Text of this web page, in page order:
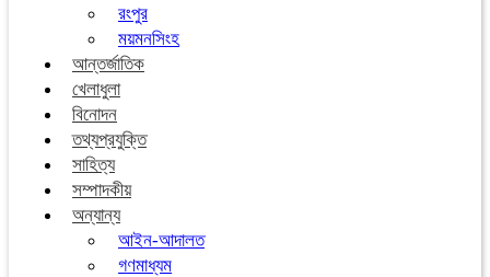
রংপুর
ময়মনসিংহ
আন্তর্জাতিক
খেলাধুলা
বিনোদন
তথ্যপ্রযুক্তি
সাহিত্য
সম্পাদকীয়
অন্যান্য
আইন-আদালত
গণমাধ্যম